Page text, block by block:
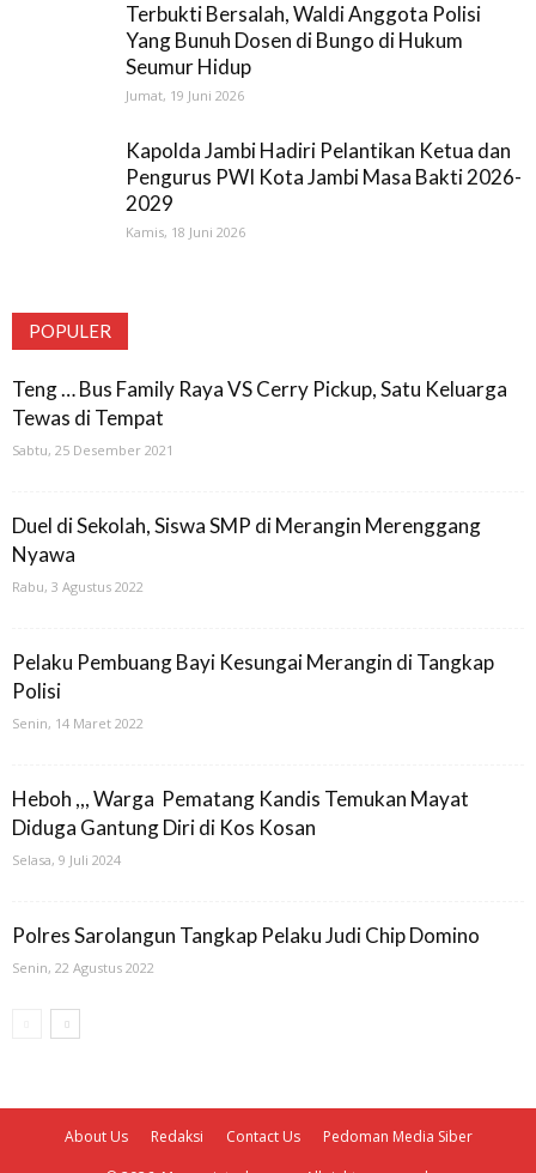
Terbukti Bersalah, Waldi Anggota Polisi
Yang Bunuh Dosen di Bungo di Hukum
Seumur Hidup
Jumat, 19 Juni 2026
Kapolda Jambi Hadiri Pelantikan Ketua dan
Pengurus PWI Kota Jambi Masa Bakti 2026-
2029
Kamis, 18 Juni 2026
POPULER
Teng … Bus Family Raya VS Cerry Pickup, Satu Keluarga
Tewas di Tempat
Sabtu, 25 Desember 2021
Duel di Sekolah, Siswa SMP di Merangin Merenggang
Nyawa
Rabu, 3 Agustus 2022
Pelaku Pembuang Bayi Kesungai Merangin di Tangkap
Polisi
Senin, 14 Maret 2022
Heboh ,,, Warga Pematang Kandis Temukan Mayat
Diduga Gantung Diri di Kos Kosan
Selasa, 9 Juli 2024
Polres Sarolangun Tangkap Pelaku Judi Chip Domino
Senin, 22 Agustus 2022
About Us Redaksi Contact Us
Pedoman Media Siber